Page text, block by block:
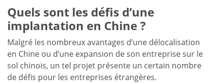
Quels sont les défis d’une
implantation en Chine ?
Malgré les nombreux avantages d’une délocalisation
en Chine ou d’une expansion de son entreprise sur le
sol chinois, un tel projet présente un certain nombre
de défis pour les entreprises étrangères.